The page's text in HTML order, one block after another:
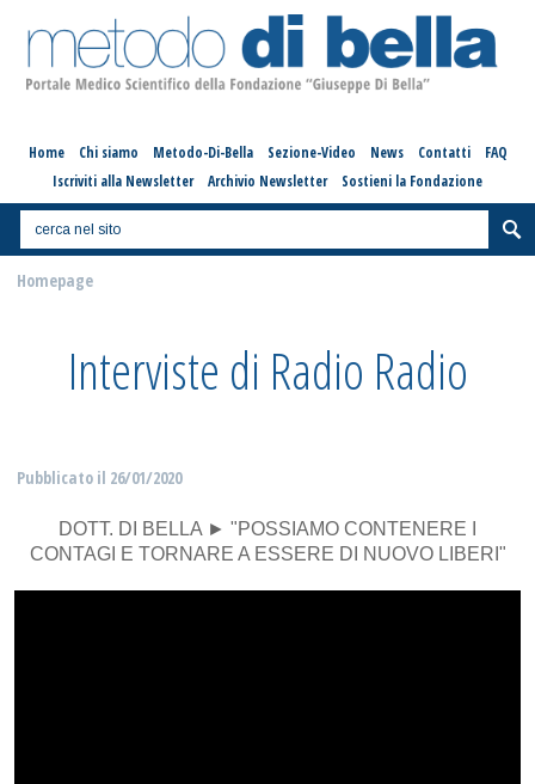
Home Chi siamo Metodo-Di-Bella Sezione-Video News Contatti
FAQ
Iscriviti alla Newsletter
Archivio Newsletter Sostieni la Fondazione
Homepage
Interviste di Radio Radio
Pubblicato il 26/01/2020
DOTT. DI BELLA ► "POSSIAMO CONTENERE I
CONTAGI E TORNARE A ESSERE DI NUOVO LIBERI"